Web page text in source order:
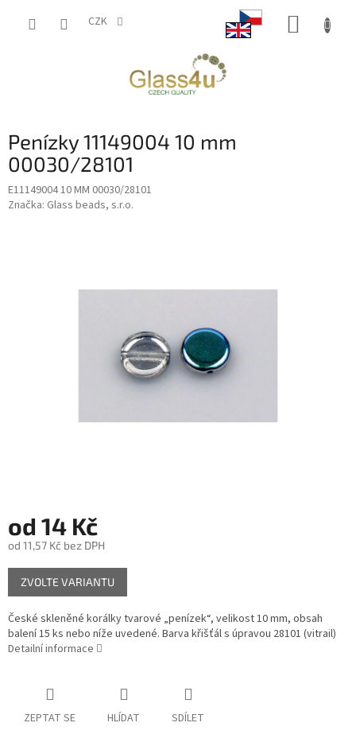
CZK
Penízky 11149004 10 mm
00030/28101
E11149004 10 MM 00030/28101
Značka: Glass beads, s.r.o.
od 14 Kč
od 11,57 Kč bez DPH
Měrná
cena:
ZVOLTE VARIANTU
České skleněné korálky tvarové „penízek“, velikost 10 mm, obsah
balení 15 ks nebo níže uvedené. Barva křišťál s úpravou 28101 (vitrail)
Detailní informace
ZEPTAT SE HLÍDAT SDÍLET